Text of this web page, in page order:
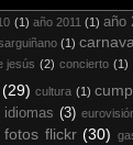
(1) año 2011 (1) año
(1)
jesús (2) concierto (1)
(29) cultura (1)
(3)
fotos flickr (30)